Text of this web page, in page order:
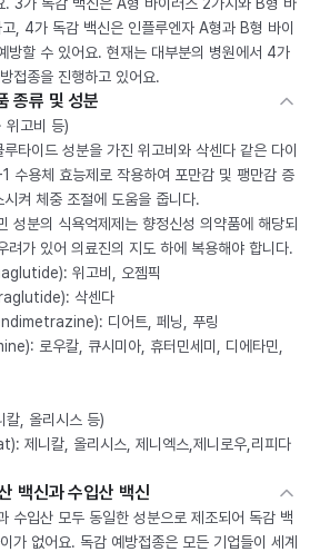
, 4가 독감 백신은 인플루엔자 A형과 B형 바이
방할 수 있어요. 현재는 대부분의 병원에서 4가
접종을 진행하고 있어요.
종류 및 성분
위고비 등)
타이드 성분을 가진 위고비와 삭센다 같은 다이
수용체 효능제로 작용하여 포만감 및 팽만감 증
켜 체중 조절에 도움을 줍니다.
성분의 식욕억제제는 향정신성 의약품에 해당되
려가 있어 의료진의 지도 하에 복용해야 합니다.
위고비, 오젬픽
삭센다
디어트, 페닝, 푸링
로우칼, 큐시미아, 휴터민세미, 디에타민,
칼, 올리시스 등)
제니칼, 올리시스, 제니엑스,제니로우,리피다
백신과 수입산 백신
수입산 모두 동일한 성분으로 제조되어 독감 백
가 없어요. 독감 예방접종은 모든 기업들이 세계